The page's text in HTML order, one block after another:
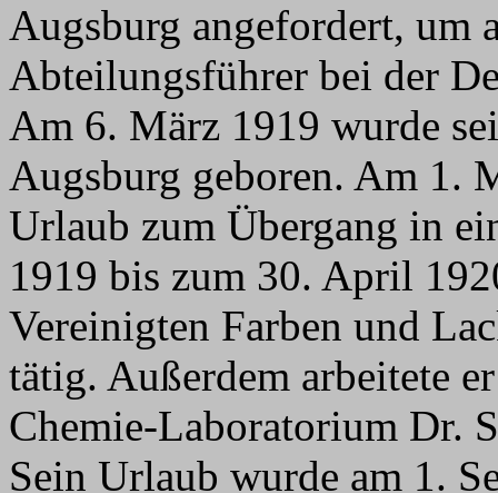
Augsburg angefordert, um
Abteilungsführer bei der
Am 6. März 1919 wurde
Augsburg geboren. Am 1.
Urlaub zum Übergang in
1919 bis zum 30. April
Vereinigten Farben und
tätig. Außerdem arbeitete
Chemie-Laboratorium Dr.
Sein Urlaub wurde am 1.